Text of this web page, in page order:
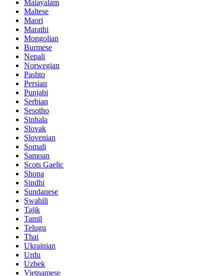
Malayalam
Maltese
Maori
Marathi
Mongolian
Burmese
Nepali
Norwegian
Pashto
Persian
Punjabi
Serbian
Sesotho
Sinhala
Slovak
Slovenian
Somali
Samoan
Scots Gaelic
Shona
Sindhi
Sundanese
Swahili
Tajik
Tamil
Telugu
Thai
Ukrainian
Urdu
Uzbek
Vietnamese